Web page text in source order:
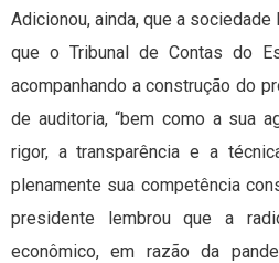
Adicionou, ainda, que a
que o Tribunal de Contas do
acompanhando a construção do
de auditoria, “bem como a sua
rigor, a transparência e a
plenamente sua competência
presidente lembrou que a
econômico, em razão da